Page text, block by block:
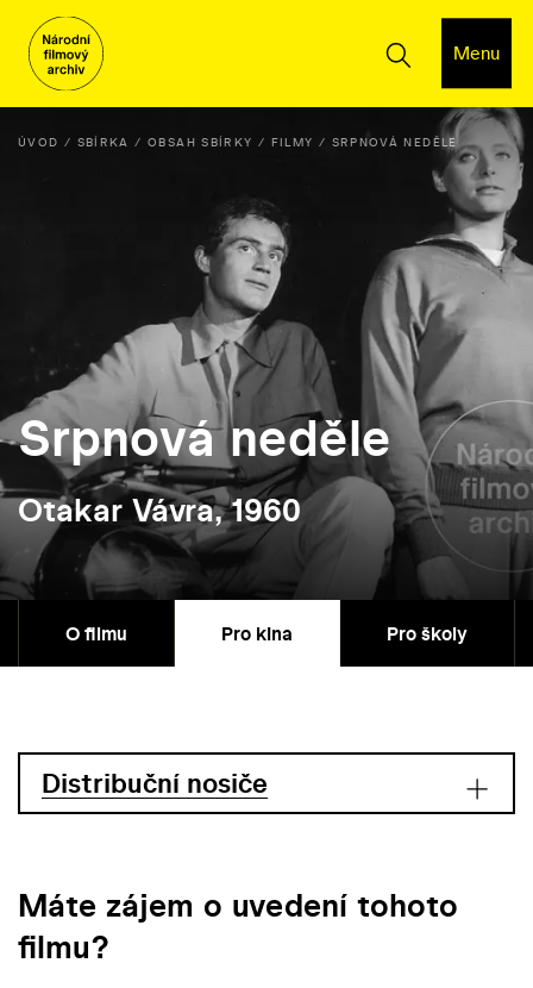
Menu
ÚVOD SBÍRKA OBSAH SBÍRKY FILMY SRPNOVÁ NEDĚLE
Srpnová neděle
Otakar Vávra, 1960
O filmu Pro kina Pro školy
Distribuční nosiče
Máte zájem o uvedení tohoto
filmu?